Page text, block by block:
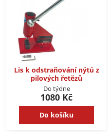
Lis k odstraňování nýtů z
pilových řetězů
Do týdne
1080 Kč
Do košíku